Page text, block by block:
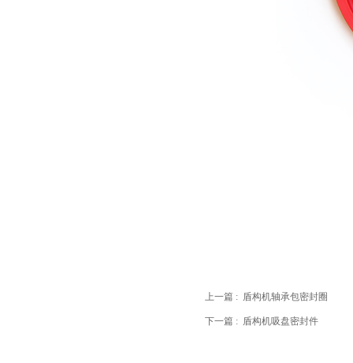
上一篇 : 盾构机轴承包密封圈
下一篇 : 盾构机吸盘密封件